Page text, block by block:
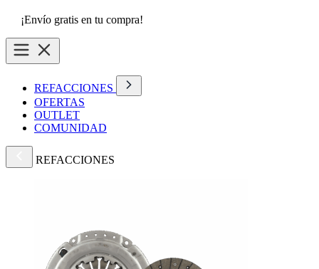
¡Envío gratis en tu compra!
REFACCIONES
OFERTAS
OUTLET
COMUNIDAD
REFACCIONES